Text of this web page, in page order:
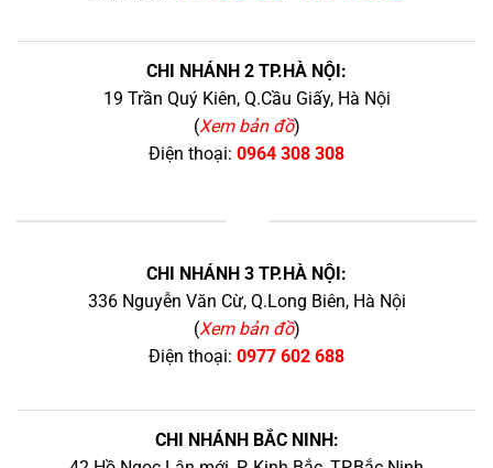
CHI NHÁNH 2 TP.HÀ NỘI:
19 Trần Quý Kiên, Q.Cầu Giấy, Hà Nội
(Xem bản đồ)
Điện thoại: 0964 308 308
CHI NHÁNH 3 TP.HÀ NỘI:
336 Nguyễn Văn Cừ, Q.Long Biên, Hà Nội
(Xem bản đồ)
Điện thoại: 0977 602 688
CHI NHÁNH BẮC NINH: